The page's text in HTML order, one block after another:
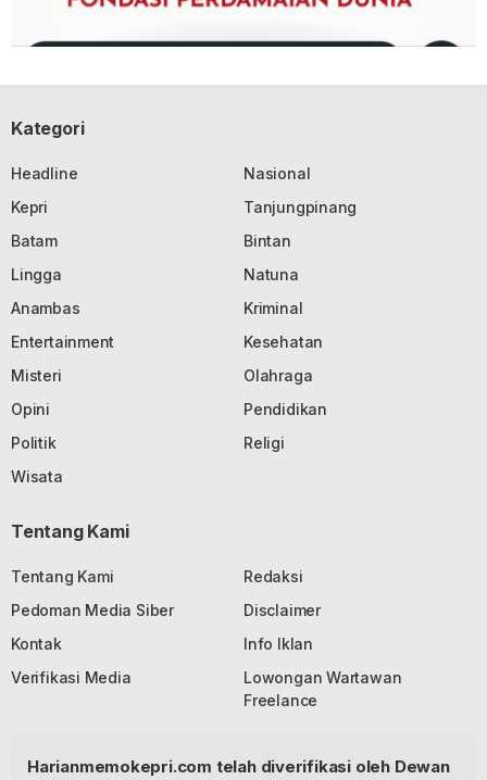
Kategori
Headline
Nasional
Kepri
Tanjungpinang
Batam
Bintan
Lingga
Natuna
Anambas
Kriminal
Entertainment
Kesehatan
Misteri
Olahraga
Opini
Pendidikan
Politik
Religi
Wisata
Tentang Kami
Tentang Kami
Redaksi
Pedoman Media Siber
Disclaimer
Kontak
Info Iklan
Verifikasi Media
Lowongan Wartawan
Freelance
Harianmemokepri.com telah diverifikasi oleh Dewan